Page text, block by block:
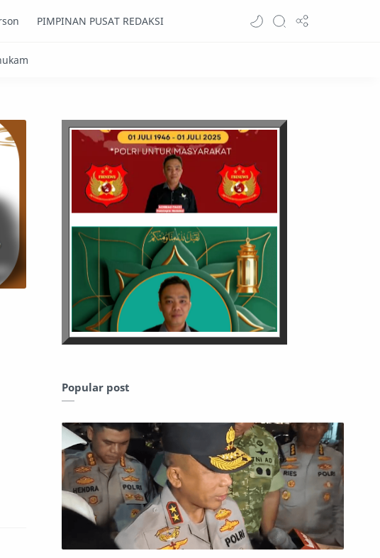
PIMPINAN PUSAT REDAKSI
Popular post